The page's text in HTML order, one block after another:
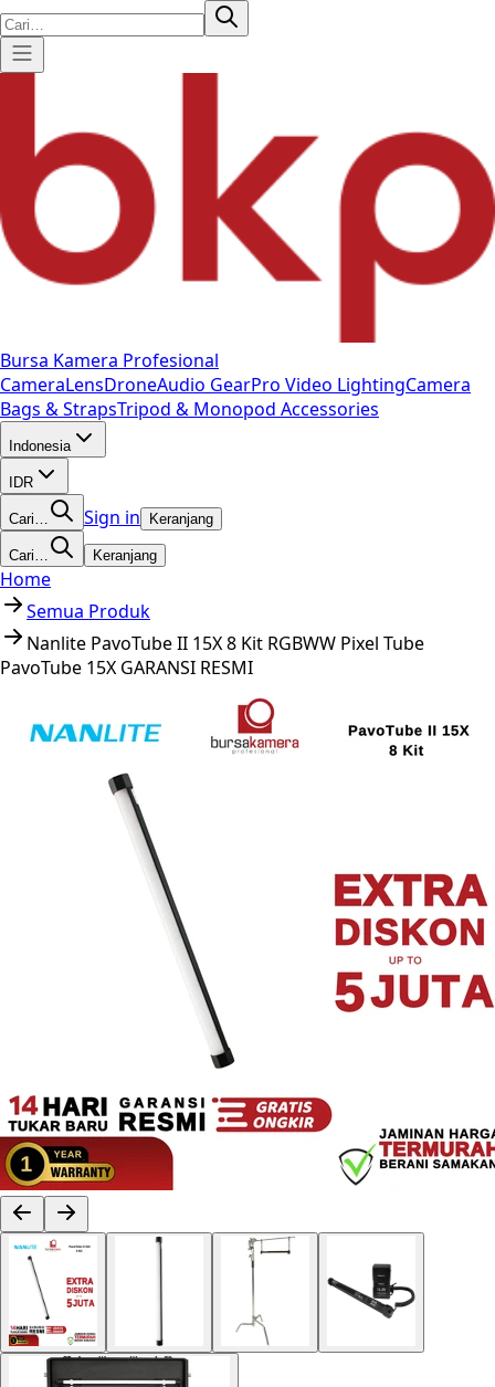
Bursa Kamera Profesional
CameraLensDroneAudio GearPro Video LightingCamera
Bags & StrapsTripod & Monopod Accessories
Indonesia
IDR
Cari… Sign in Keranjang
Cari… Keranjang
Home
Semua Produk
Nanlite PavoTube II 15X 8 Kit RGBWW Pixel Tube
PavoTube 15X GARANSI RESMI